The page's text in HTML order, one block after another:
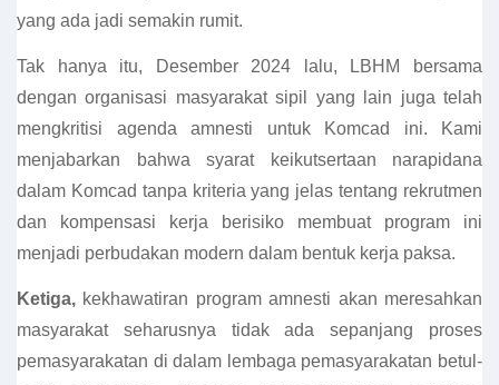
yang ada jadi semakin rumit.
Tak hanya itu, Desember 2024 lalu, LBHM bersama
dengan organisasi masyarakat sipil yang lain juga telah
mengkritisi agenda amnesti untuk Komcad ini. Kami
menjabarkan bahwa syarat keikutsertaan narapidana
dalam Komcad tanpa kriteria yang jelas tentang rekrutmen
dan kompensasi kerja berisiko membuat program ini
menjadi perbudakan modern dalam bentuk kerja paksa.
Ketiga, kekhawatiran program amnesti akan meresahkan
masyarakat seharusnya tidak ada sepanjang proses
pemasyarakatan di dalam lembaga pemasyarakatan betul-